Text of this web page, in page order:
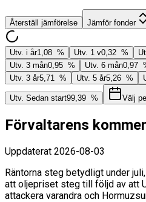
Återställ jämförelse Jämför fonder
Utv. i år1,08 % Utv. 1 v0,32 %
Utv. 3 mån0,95 % Utv. 6 mån0,97
Utv. 3 år5,71 % Utv. 5 år5,26 %
Utv. Sedan start99,39 % Välj
Förvaltarens
Uppdaterat 2026-08-03
Räntorna steg betydligt under
att oljepriset steg till följd av att
attackera varandra och